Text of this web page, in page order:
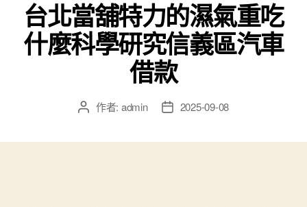
台北當舖特力的濕氣重吃
什麼科學研究信義區汽車
借款
文 作者: admin
文 2025-09-08